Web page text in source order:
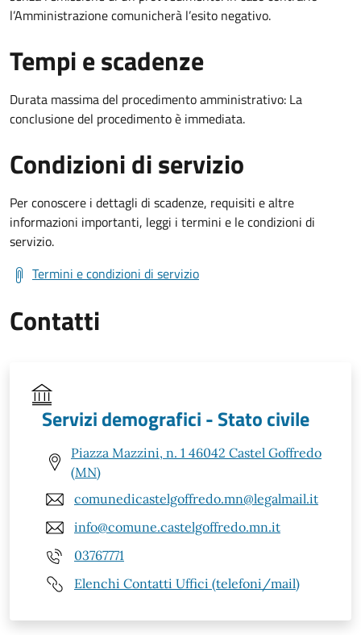
l’Amministrazione comunicherà l’esito negativo.
Tempi e scadenze
Durata massima del procedimento amministrativo: La
conclusione del procedimento è immediata.
Condizioni di servizio
Per conoscere i dettagli di scadenze, requisiti e altre
informazioni importanti, leggi i termini e le condizioni di
servizio.
Termini e condizioni di servizio
Contatti
Servizi demografici - Stato civile
Piazza Mazzini, n. 1 46042 Castel Goffredo
(MN)
comunedicastelgoffredo.mn@legalmail.it
info@comune.castelgoffredo.mn.it
03767771
Elenchi Contatti Uffici (telefoni/mail)